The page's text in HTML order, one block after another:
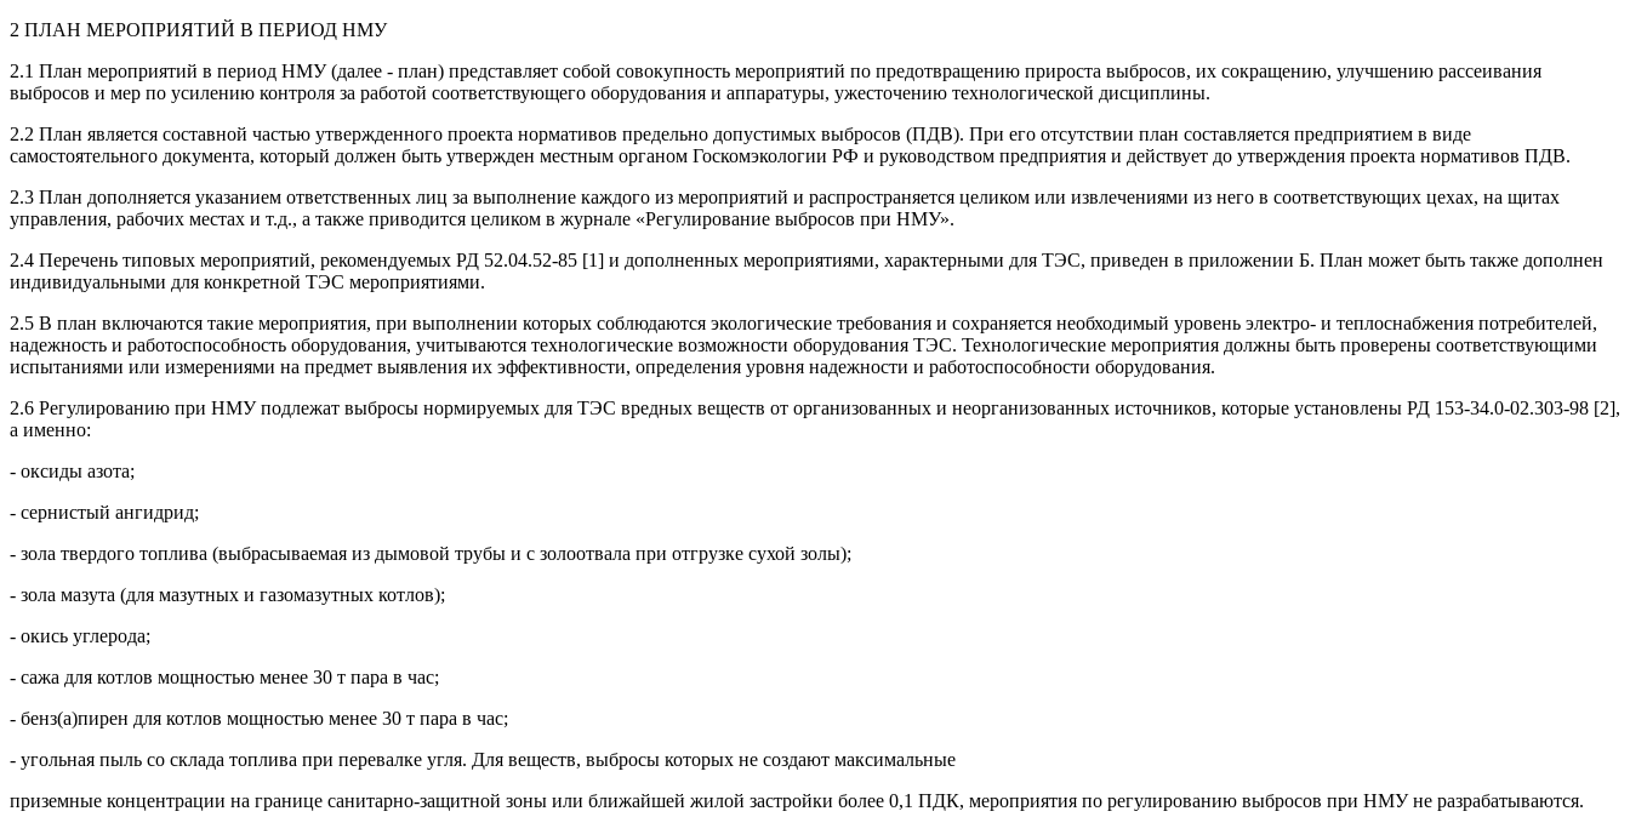
2 ПЛАН МЕРОПРИЯТИЙ В ПЕРИОД НМУ
2.1 План мероприятий в период НМУ (далее - план) представляет собой совокупность мероприятий по предотвращению прироста выбросов, их сокращению, улучшению рассеивания
выбросов и мер по усилению контроля за работой соответствующего оборудования и аппаратуры, ужесточению технологической дисциплины.
2.2 План является составной частью утвержденного проекта нормативов предельно допустимых выбросов (ПДВ). При его отсутствии план составляется предприятием в виде
самостоятельного документа, который должен быть утвержден местным органом Госкомэкологии РФ и руководством предприятия и действует до утверждения проекта нормативов ПДВ.
2.3 План дополняется указанием ответственных лиц за выполнение каждого из мероприятий и распространяется целиком или извлечениями из него в соответствующих цехах, на щитах
управления, рабочих местах и т.д., а также приводится целиком в журнале «Регулирование выбросов при НМУ».
2.4 Перечень типовых мероприятий, рекомендуемых РД 52.04.52-85 [1] и дополненных мероприятиями, характерными для ТЭС, приведен в приложении Б. План может быть также дополнен
индивидуальными для конкретной ТЭС мероприятиями.
2.5 В план включаются такие мероприятия, при выполнении которых соблюдаются экологические требования и сохраняется необходимый уровень электро- и теплоснабжения потребителей,
надежность и работоспособность оборудования, учитываются технологические возможности оборудования ТЭС. Технологические мероприятия должны быть проверены соответствующими
испытаниями или измерениями на предмет выявления их эффективности, определения уровня надежности и работоспособности оборудования.
2.6 Регулированию при НМУ подлежат выбросы нормируемых для ТЭС вредных веществ от организованных и неорганизованных источников, которые установлены РД 153-34.0-02.303-98 [2],
а именно:
- оксиды азота;
- сернистый ангидрид;
- зола твердого топлива (выбрасываемая из дымовой трубы и с золоотвала при отгрузке сухой золы);
- зола мазута (для мазутных и газомазутных котлов);
- окись углерода;
- сажа для котлов мощностью менее 30 т пара в час;
- бенз(а)пирен для котлов мощностью менее 30 т пара в час;
- угольная пыль со склада топлива при перевалке угля. Для веществ, выбросы которых не создают максимальные
приземные концентрации на границе санитарно-защитной зоны или ближайшей жилой застройки более 0,1 ПДК, мероприятия по регулированию выбросов при НМУ не разрабатываются.